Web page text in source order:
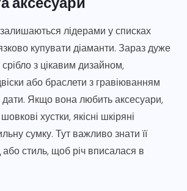
лідерами у списках
купувати діаманти. Зараз дуже
з цікавим дизайном,
або браслети з гравіюванням
Якщо вона любить аксесуари,
хустки, якісні шкіряні
сумку. Тут важливо знати її
стиль, щоб річ вписалася в